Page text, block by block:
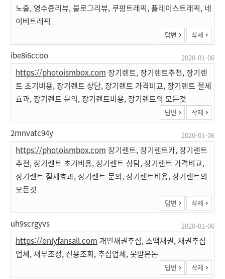
노출, 영수증리뷰, 블로그리뷰, 쿠팡트래픽, 플레이스트래픽, 네
이버트래픽
답변 삭제
ibe8i6ccoo 2020-01-06
https://photoismbox.com 장기렌트, 장기렌트추천, 장기렌
트 초기비용, 장기렌트 상담, 장기렌트 가격비교, 장기렌트 절세
효과, 장기렌트 문의, 장기렌트비용, 장기렌트의 모든것
답변 삭제
2mnvatc94y 2020-01-06
https://photoismbox.com 장기렌트, 장기렌트카, 장기렌트
추천, 장기렌트 초기비용, 장기렌트 상담, 장기렌트 가격비교,
장기렌트 절세효과, 장기렌트 문의, 장기렌트비용, 장기렌트의
모든것
답변 삭제
uh9scrgyvs 2020-01-06
https://onlyfansall.com 개인채권추심, 소액채권, 채권추심
업체, 채무조정, 신용조회, 추심업체, 못받은돈
답변 삭제